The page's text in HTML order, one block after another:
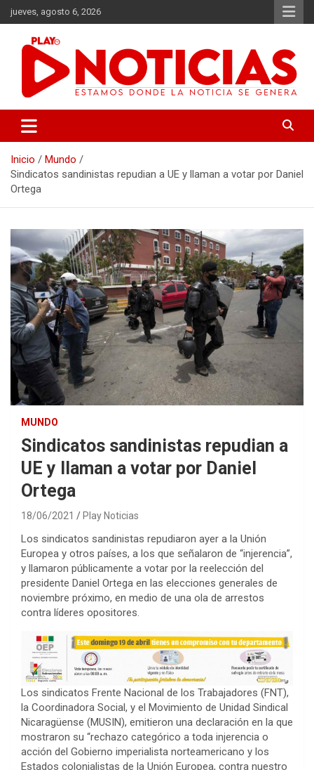
Saltar
al
contenido
jueves, agosto 6, 2026
Play Noticias
Inicio
Mundo
Sindicatos sandinistas repudian a UE y llaman a votar por Daniel
Ortega
MUNDO
Sindicatos sandinistas repudian a
UE y llaman a votar por Daniel
Ortega
18/06/2021 Play Noticias
Los sindicatos sandinistas repudiaron ayer a la Unión
Europea y otros países, a los que señalaron de “injerencia”,
y llamaron públicamente a votar por la reelección del
presidente Daniel Ortega en las elecciones generales de
noviembre próximo, en medio de una ola de arrestos
contra líderes opositores.
Los sindicatos Frente Nacional de los Trabajadores (FNT),
la Coordinadora Social, y el Movimiento de Unidad Sindical
Nicaragüense (MUSIN), emitieron una declaración en la que
mostraron su “rechazo categórico a toda injerencia o
acción del Gobierno imperialista norteamericano y los
Estados colonialistas de la Unión Europea, contra nuestro